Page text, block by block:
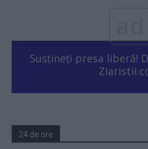
Susțineți presa liberă!
24 de ore